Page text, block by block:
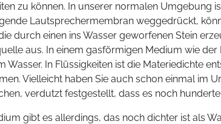
zu können. In unserer normalen Umgebung
Lautsprechermembran weggedrückt,
durch einen ins Wasser geworfenen Stein
aus. In einem gasförmigen Medium wie
Wasser. In Flüssigkeiten ist die Materiedichte
Vielleicht haben Sie auch schon einmal im
verdutzt festgestellt, dass es noch
gibt es allerdings, das noch dichter ist als